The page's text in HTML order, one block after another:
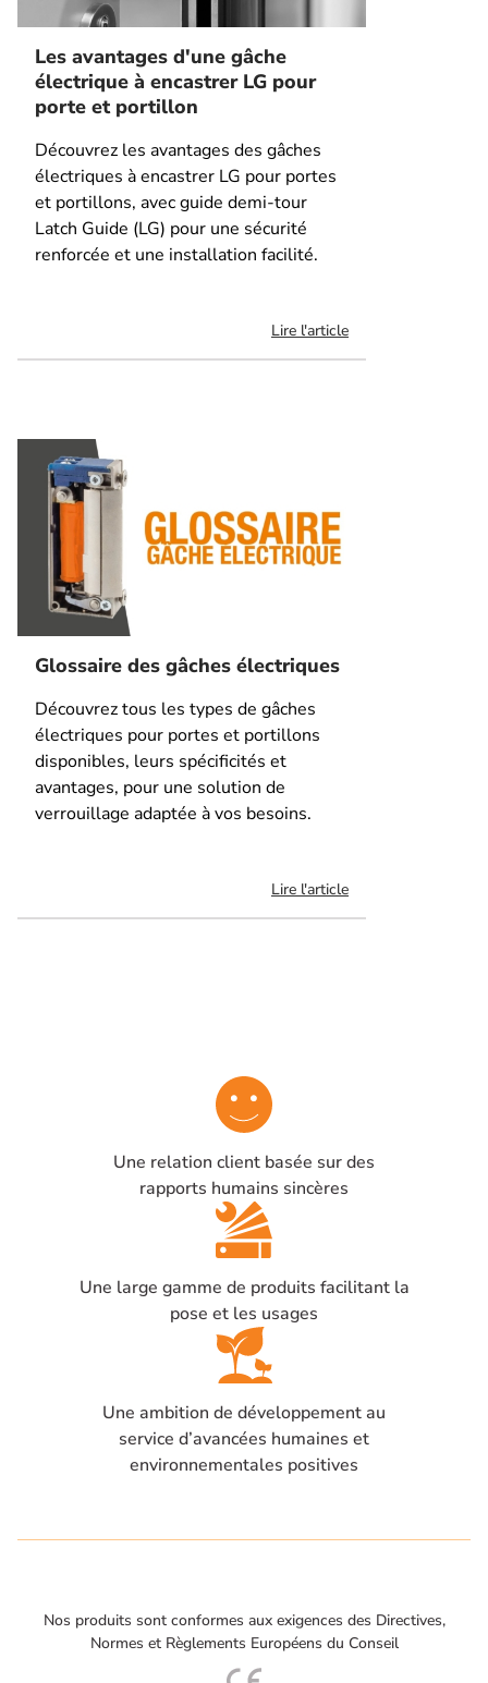
Les avantages d'une gâche
électrique à encastrer LG pour
porte et portillon
Découvrez les avantages des gâches
électriques à encastrer LG pour portes
et portillons, avec guide demi-tour
Latch Guide (LG) pour une sécurité
renforcée et une installation facilité.
Lire l'article
Glossaire des gâches électriques
Découvrez tous les types de gâches
électriques pour portes et portillons
disponibles, leurs spécificités et
avantages, pour une solution de
verrouillage adaptée à vos besoins.
Lire l'article
Une relation client basée sur des
rapports humains sincères
Une large gamme de produits facilitant la
pose et les usages
Une ambition de développement au
service d’avancées humaines et
environnementales positives
Nos produits sont conformes aux exigences des Directives,
Normes et Règlements Européens du Conseil